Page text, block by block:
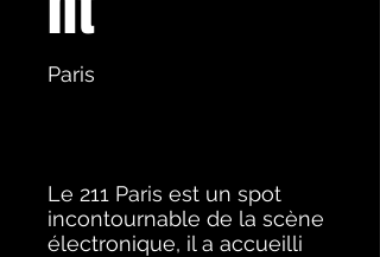
Paris
Le 211 Paris est un spot
incontournable de la scène
électronique, il a accueilli